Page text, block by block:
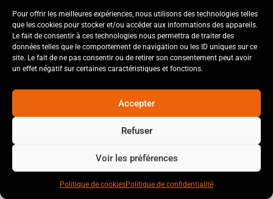
Pour offrir les meilleures expériences, nous utilisons des technologies telles
que les cookies pour stocker et/ou accéder aux informations des appareils.
Le fait de consentir à ces technologies nous permettra de traiter des
données telles que le comportement de navigation ou les ID uniques sur ce
site. Le fait de ne pas consentir ou de retirer son consentement peut avoir
un effet négatif sur certaines caractéristiques et fonctions.
Accepter
Refuser
Voir les préférences
Politique de cookiesPolitique de confidentialité